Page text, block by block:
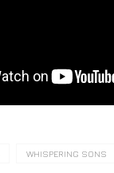
WHISPERING SONS